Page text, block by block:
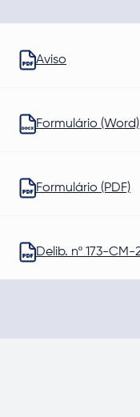
Aviso
Abre num novo
Formulário (Word)
Abre num novo
Formulário (PDF)
Abre num novo
Delib. nº 173-
Abre num novo